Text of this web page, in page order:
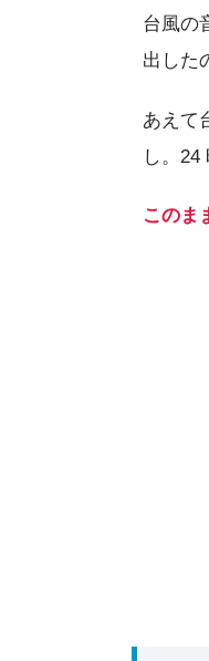
台風の
出した
あえて
し。24
このま